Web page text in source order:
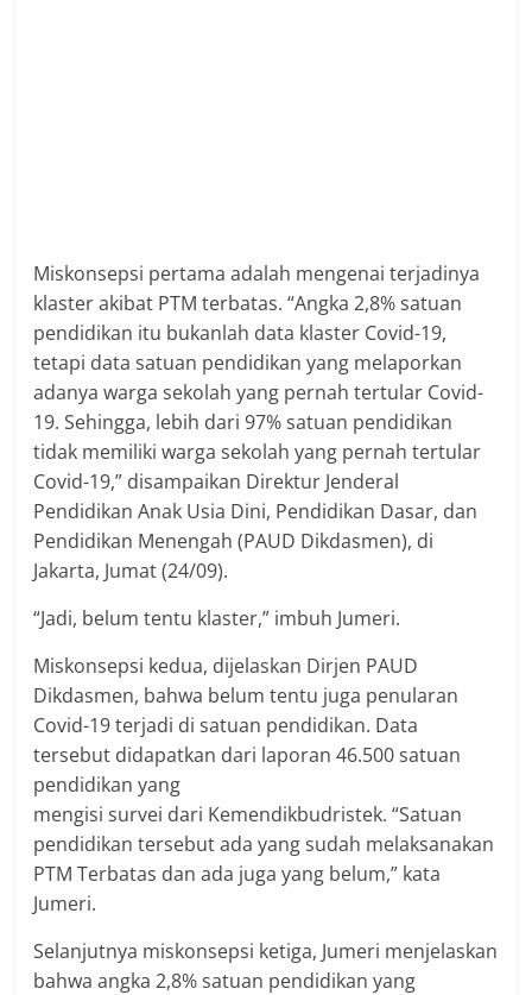
Miskonsepsi pertama adalah mengenai terjadinya
klaster akibat PTM terbatas. “Angka 2,8% satuan
pendidikan itu bukanlah data klaster Covid-19,
tetapi data satuan pendidikan yang melaporkan
adanya warga sekolah yang pernah tertular Covid-
19. Sehingga, lebih dari 97% satuan pendidikan
tidak memiliki warga sekolah yang pernah tertular
Covid-19,” disampaikan Direktur Jenderal
Pendidikan Anak Usia Dini, Pendidikan Dasar, dan
Pendidikan Menengah (PAUD Dikdasmen), di
Jakarta, Jumat (24/09).
“Jadi, belum tentu klaster,” imbuh Jumeri.
Miskonsepsi kedua, dijelaskan Dirjen PAUD
Dikdasmen, bahwa belum tentu juga penularan
Covid-19 terjadi di satuan pendidikan. Data
tersebut didapatkan dari laporan 46.500 satuan
pendidikan yang
mengisi survei dari Kemendikbudristek. “Satuan
pendidikan tersebut ada yang sudah melaksanakan
PTM Terbatas dan ada juga yang belum,” kata
Jumeri.
Selanjutnya miskonsepsi ketiga, Jumeri menjelaskan
bahwa angka 2,8% satuan pendidikan yang